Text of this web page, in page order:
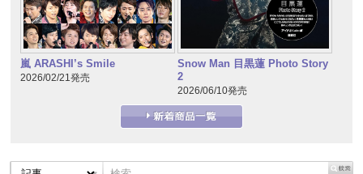
嵐 ARASHI’s Smile
2026/02/21発売
Snow Man 目黒蓮 Photo Story
2
2026/06/10発売